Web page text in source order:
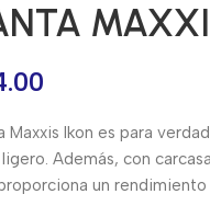
Maxxis Ikon es para
Además, con
un